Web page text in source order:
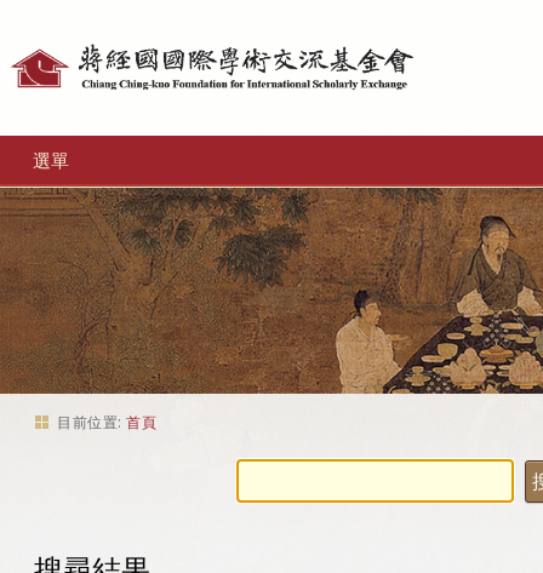
選單
目前位置: 首頁